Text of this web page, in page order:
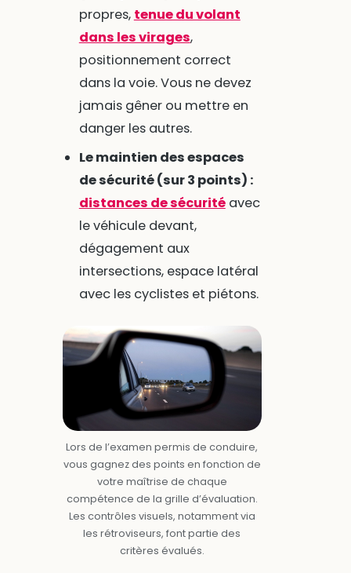
propres, tenue du volant
dans les virages,
positionnement correct
dans la voie. Vous ne devez
jamais gêner ou mettre en
danger les autres.
Le maintien des espaces
de sécurité (sur 3 points) :
distances de sécuritéavec
le véhicule devant,
dégagement aux
intersections, espace latéral
avec les cyclistes et piétons.
Lors de l’examen permis de conduire,
vous gagnez des points en fonction de
votre maîtrise de chaque
compétence de la grille d’évaluation.
Les contrôles visuels, notamment via
les rétroviseurs, font partie des
critères évalués.